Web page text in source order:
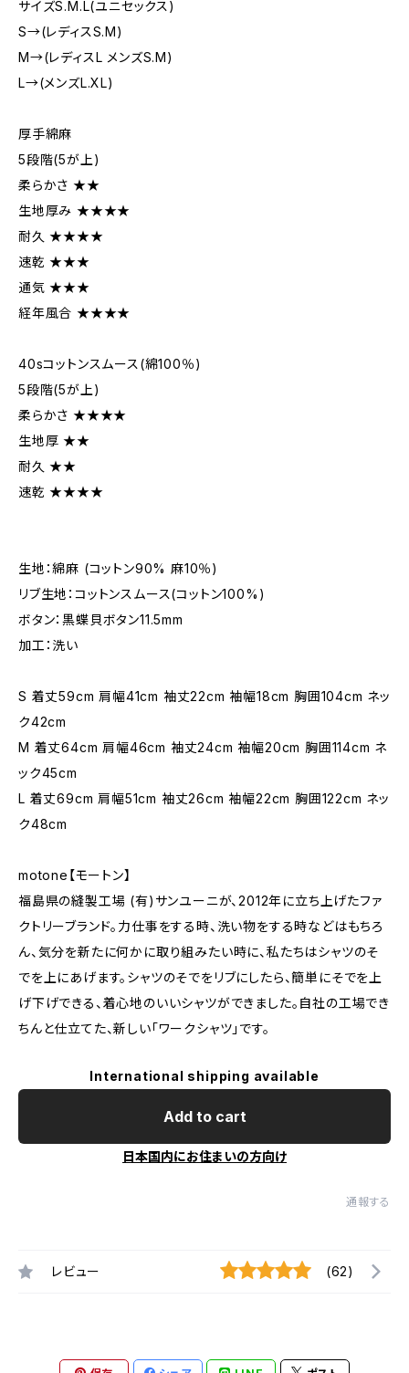
サイズS.M.L(ユニセックス)
S→(レディスS.M)
M→(レディスL メンズS.M)
L→(メンズL.XL)
厚手綿麻
5段階(5が上)
柔らかさ ★★
生地厚み ★★★★
耐久 ★★★★
速乾 ★★★
通気 ★★★
経年風合 ★★★★
40sコットンスムース(綿100％)
5段階(5が上)
柔らかさ ★★★★
生地厚 ★★
耐久 ★★
速乾 ★★★★
生地：綿麻 (コットン90% 麻10％)
リブ生地：コットンスムース(コットン100%)
ボタン：黒蝶貝ボタン11.5mm
加工：洗い
S 着丈59cm 肩幅41cm 袖丈22cm 袖幅18cm 胸囲104cm ネッ
ク42cm
M 着丈64cm 肩幅46cm 袖丈24cm 袖幅20cm 胸囲114cm ネ
ック45cm
L 着丈69cm 肩幅51cm 袖丈26cm 袖幅22cm 胸囲122cm ネッ
ク48cm
motone【モートン】
福島県の縫製工場 (有)サンユーニが、2012年に立ち上げたファ
クトリーブランド。力仕事をする時、洗い物をする時などはもちろ
ん、気分を新たに何かに取り組みたい時に、私たちはシャツのそ
でを上にあげます。シャツのそでをリブにしたら、簡単にそでを上
げ下げできる、着心地のいいシャツができました。自社の工場でき
ちんと仕立てた、新しい「ワークシャツ」です。
International shipping available
Add to cart
日本国内にお住まいの方向け
通報する
レビュー (62)